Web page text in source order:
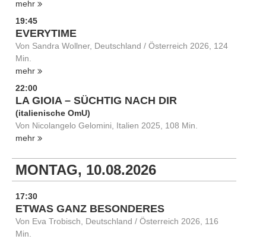
mehr
19:45
EVERYTIME
Von Sandra Wollner, Deutschland / Österreich 2026, 124
Min.
mehr
22:00
LA GIOIA – SÜCHTIG NACH DIR
(italienische OmU)
Von Nicolangelo Gelomini, Italien 2025, 108 Min.
mehr
MONTAG, 10.08.2026
17:30
ETWAS GANZ BESONDERES
Von Eva Trobisch, Deutschland / Österreich 2026, 116
Min.